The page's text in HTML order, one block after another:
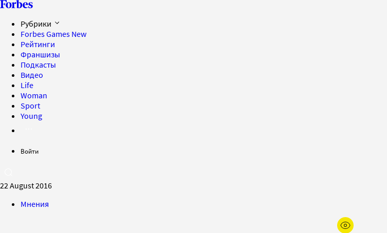
Рубрики
Forbes Games New
Рейтинги
Франшизы
Подкасты
Видео
Life
Woman
Sport
Young
Войти
22 August 2016
Мнения